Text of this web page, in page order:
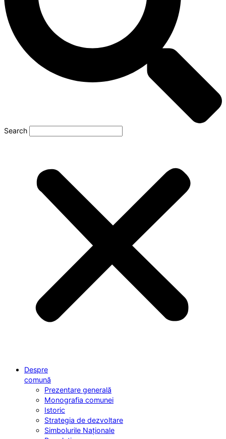
Search
Despre
comună
Prezentare generală
Monografia comunei
Istoric
Strategia de dezvoltare
Simbolurile Naționale